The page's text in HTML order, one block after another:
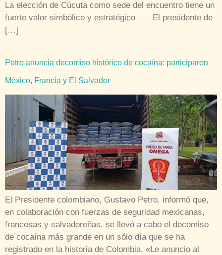
La elección de Cúcuta como sede del encuentro tiene un
fuerte valor simbólico y estratégico El presidente de
[…]
Petro anuncia decomiso histórico de cocaína: participaron
México, Francia y El Salvador
El Presidente colombiano, Gustavo Petro, informó que,
en colaboración con fuerzas de seguridad mexicanas,
francesas y salvadoreñas, se llevó a cabo el decomiso
de cocaína más grande en un sólo día que se ha
registrado en la historia de Colombia. «Le anuncio al